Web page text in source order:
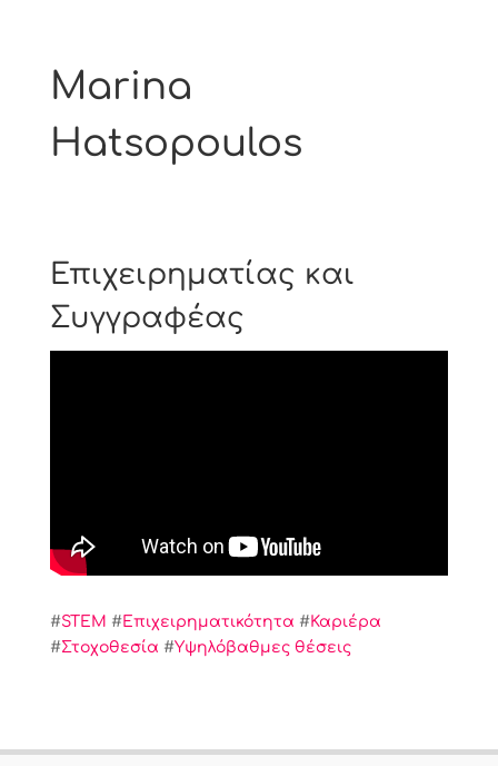
Marina
Hatsopoulos
Επιχειρηματίας και
Συγγραφέας
#STEM #Επιχειρηματικότητα #Καριέρα
#Στοχοθεσία #Υψηλόβαθμες θέσεις